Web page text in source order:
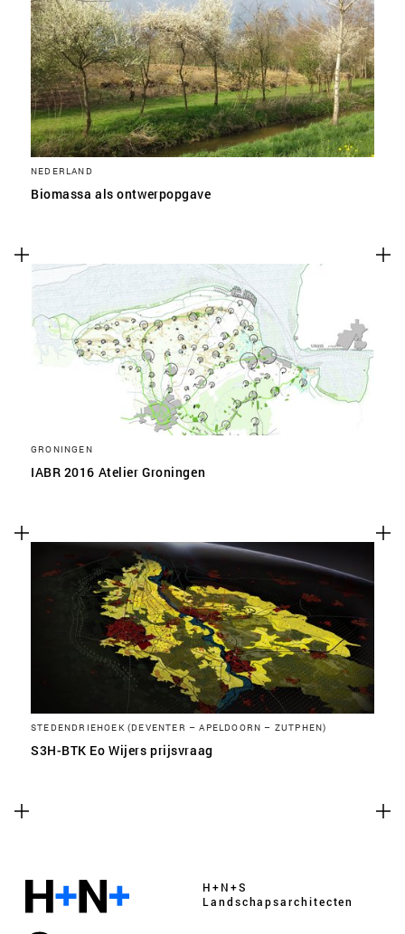
NEDERLAND
Biomassa als ontwerpopgave
GRONINGEN
IABR 2016 Atelier Groningen
STEDENDRIEHOEK (DEVENTER – APELDOORN – ZUTPHEN)
S3H-BTK Eo Wijers prijsvraag
H+N+S
Landschaps­architecten